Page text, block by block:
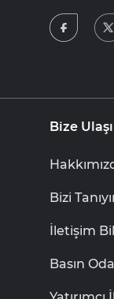
Bize
Bizi
İletişim
Basın